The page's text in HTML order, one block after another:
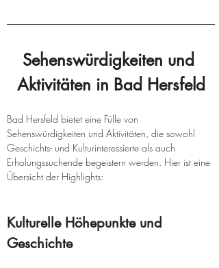
Sehenswürdigkeiten und
Aktivitäten in Bad Hersfeld
Bad Hersfeld bietet eine Fülle von
Sehenswürdigkeiten und Aktivitäten, die sowohl
Geschichts- und Kulturinteressierte als auch
Erholungssuchende begeistern werden. Hier ist eine
Übersicht der Highlights:
Kulturelle Höhepunkte und
Geschichte